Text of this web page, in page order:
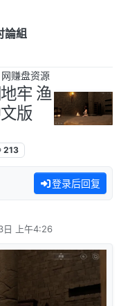
論組
网赚盘资源
牢 渔
版
213
登录后回复
日 上午4:26